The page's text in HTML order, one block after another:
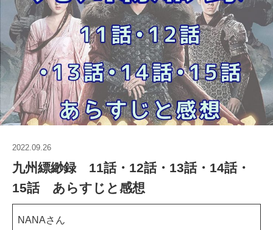
2022.09.26
九州縹緲録 11話・12話・13話・14話・
15話 あらすじと感想
NANAさん